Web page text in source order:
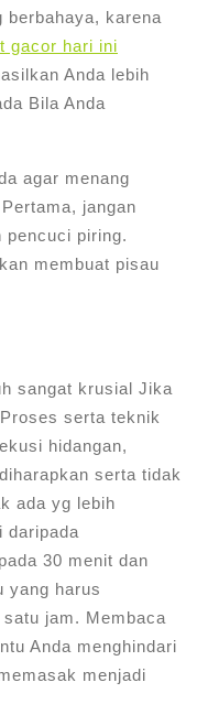
berbahaya, karena
gacor hari ini
Anda lebih
Bila Anda
agar menang
jangan
pencuci piring.
membuat pisau
sangat krusial Jika
serta teknik
hidangan,
serta tidak
ada yg lebih
daripada
30 menit dan
yang harus
jam. Membaca
Anda menghindari
menjadi